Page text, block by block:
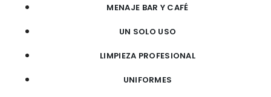
MENAJE BAR Y CAFÉ
UN SOLO USO
LIMPIEZA PROFESIONAL
UNIFORMES